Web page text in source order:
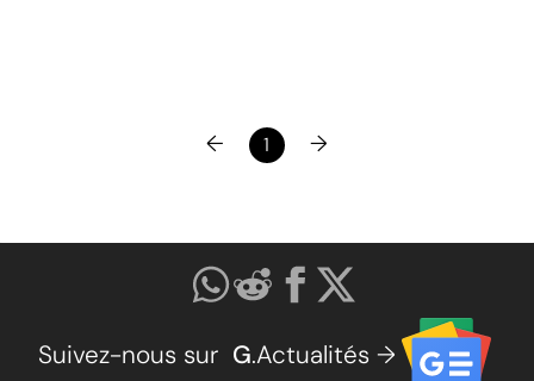
← 1 →
Suivez-nous sur G.Actualités →